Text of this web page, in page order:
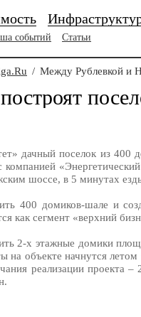
событий Статьи
/ Между Рублевкой и
дачный поселок из
шоссе, в 5 минутах
400 домиков-шале и
как сегмент «верхний
2-х этажные домики
объекте начнутся
реализации проекта